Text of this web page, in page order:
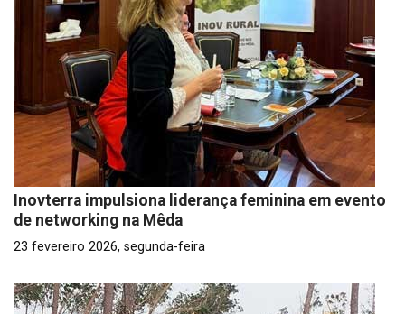
Inovterra impulsiona liderança feminina em evento
de networking na Mêda
23 fevereiro 2026, segunda-feira